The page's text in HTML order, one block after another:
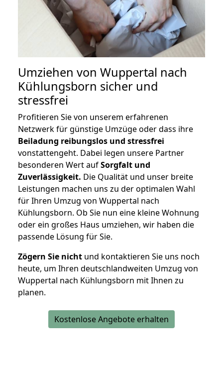
Umziehen von Wuppertal nach
Kühlungsborn sicher und
stressfrei
Profitieren Sie von unserem erfahrenen
Netzwerk für günstige Umzüge oder dass ihre
Beiladung reibungslos und stressfrei
vonstattengeht. Dabei legen unsere Partner
besonderen Wert aufSorgfalt und
Zuverlässigkeit. Die Qualität und unser breite
Leistungen machen uns zu der optimalen Wahl
für Ihren Umzug von Wuppertal nach
Kühlungsborn. Ob Sie nun eine kleine Wohnung
oder ein großes Haus umziehen, wir haben die
passende Lösung für Sie.
Zögern Sie nicht und kontaktieren Sie uns noch
heute, um Ihren deutschlandweiten Umzug von
Wuppertal nach Kühlungsborn mit Ihnen zu
planen.
Kostenlose Angebote erhalten